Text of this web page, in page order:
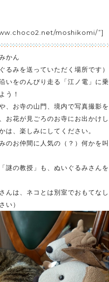
moshikomi/”]
かん
るみを送っていただく場所です）
いをのんびり走る「江ノ電」に乗
う！
、お寺の山門、境内で写真撮影を
お花が見ごろのお寺にお出かけし
は、楽しみにしてください。
のお仲間に人気の（？）何かを叫
謎の教授」も、ぬいぐるみさんを
んは、ネコとは別室でおもてなし
い）